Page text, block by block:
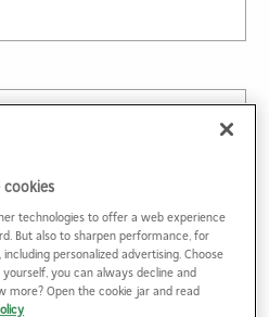
technologies to offer a web experience
But also to sharpen performance, for
personalized advertising. Choose
you can always decline and
more? Open the cookie jar and read